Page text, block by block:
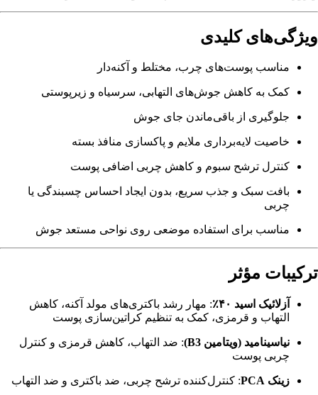
ویژگی‌های کلیدی
مناسب پوست‌های چرب، مختلط و آکنه‌دار
کمک به کاهش جوش‌های التهابی، سرسیاه و زیرپوستی
جلوگیری از باقی‌ماندن جای جوش
خاصیت لایه‌برداری ملایم و پاکسازی منافذ بسته
کنترل ترشح سبوم و کاهش چربی اضافی پوست
بافت سبک و جذب سریع، بدون ایجاد احساس چسبندگی یا
چربی
مناسب برای استفاده موضعی روی نواحی مستعد جوش
ترکیبات مؤثر
آزلائیک اسید ۴۰٪
: مهار رشد باکتری‌های مولد آکنه، کاهش
التهاب و قرمزی، کمک به تنظیم کراتین‌سازی پوست
نیاسینامید (ویتامین B3)
: ضد التهاب، کاهش قرمزی و کنترل
چربی پوست
زینک PCA : کنترل‌کننده ترشح چربی، ضد باکتری و ضد التهاب